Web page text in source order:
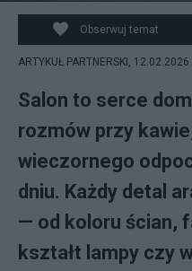
Obserwuj temat
ARTYKUŁ PARTNERSKI, 12.02.2026
Salon to serce
rozmów przy
wieczornego
dniu. Każdy detal
— od koloru ścian,
kształt lampy czy